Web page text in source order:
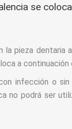
se
la pieza dentaria
a continuación
infección o
no podrá ser